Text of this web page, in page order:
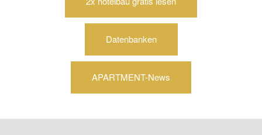
Datenbanken
APARTMENT-News